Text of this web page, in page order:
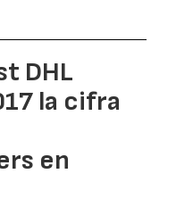
DHL
la cifra
en